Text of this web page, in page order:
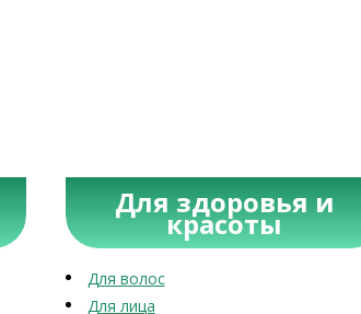
Для здоровья и
красоты
Для волос
Для лица